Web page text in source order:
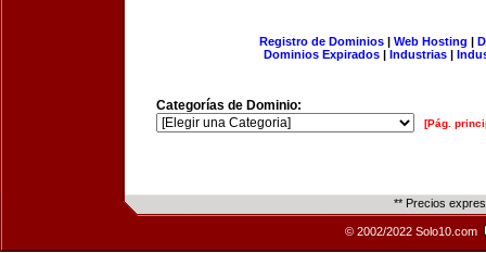
Registro de Dominios| Web Hosting |
Dominios Expirados | Industrias |
Categorías de Dominio:
[Pág.
** Precios
© 2002/2022 Solo10.com